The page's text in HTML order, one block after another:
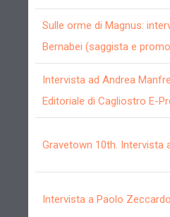
Sulle orme di Magnus:
Bernabei (saggista e
Intervista ad Andrea
Editoriale di Cagliostro E-
Gravetown 10th. Intervista
Intervista a Paolo Zeccardo